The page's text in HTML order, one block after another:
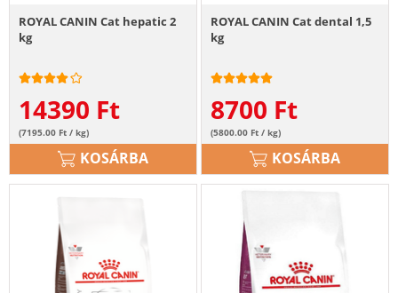
ROYAL CANIN Cat hepatic 2
kg
14390 Ft
(7195.00 Ft / kg)
KOSÁRBA
ROYAL CANIN Cat dental 1,5
kg
8700 Ft
(5800.00 Ft / kg)
KOSÁRBA